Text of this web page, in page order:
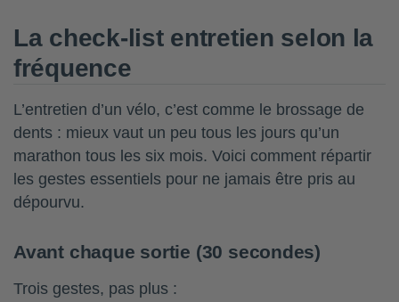
La check-list entretien selon la
fréquence
L’entretien d’un vélo, c’est comme le brossage de
dents : mieux vaut un peu tous les jours qu’un
marathon tous les six mois. Voici comment répartir
les gestes essentiels pour ne jamais être pris au
dépourvu.
Avant chaque sortie (30 secondes)
Trois gestes, pas plus :